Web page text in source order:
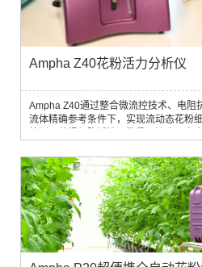
Ampha Z40花粉活力分析仪
Ampha Z40通过整合微流控技术、电阻
流体精确参考条件下，实现流动态花粉
粉发育阶段鉴定、指导授粉、杂交育种
传统染色镜检法和萌发法相比，具有非
度快等显著优势，可大大减少时间消耗
科研决策提供可靠的数据支撑